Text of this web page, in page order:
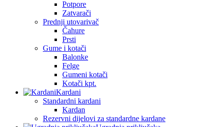
Potpore
Zatvarači
Prednji utovarivač
Čahure
Prsti
Gume i kotači
Balonke
Felge
Gumeni kotači
Kotači kpt.
Kardani
Standardni kardani
Kardan
Rezervni dijelovi za standardne kardane